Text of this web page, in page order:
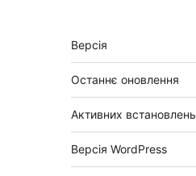
Мета
Версія
Останнє оновлення
Активних встановлень
Версія WordPress